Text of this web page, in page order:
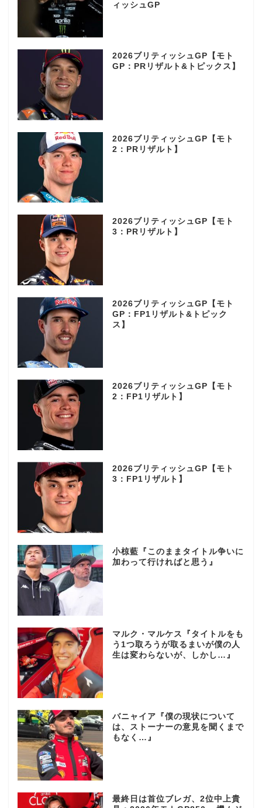
ィッシュGP
2026ブリティッシュGP【モト
GP：PRリザルト&トピックス】
2026ブリティッシュGP【モト
2：PRリザルト】
2026ブリティッシュGP【モト
3：PRリザルト】
2026ブリティッシュGP【モト
GP：FP1リザルト&トピック
ス】
2026ブリティッシュGP【モト
2：FP1リザルト】
2026ブリティッシュGP【モト
3：FP1リザルト】
小椋藍『このままタイトル争いに
加わって行ければと思う』
マルク・マルケス『タイトルをも
う1つ取ろうが取るまいが僕の人
生は変わらないが、しかし…』
バニャイア『僕の現状について
は、ストーナーの意見を聞くまで
もなく…』
最終日は首位ブレガ、2位中上貴